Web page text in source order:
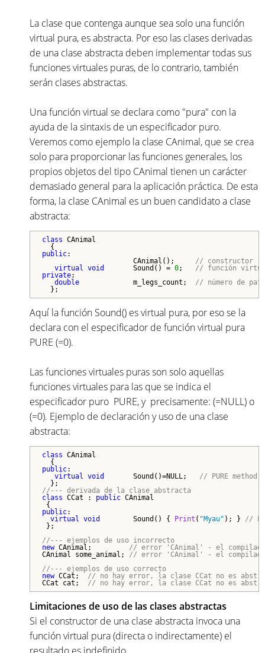
La clase que contenga aunque sea solo una función
virtual pura, es abstracta. Por eso las clases derivadas
de una clase abstracta deben implementar todas sus
funciones virtuales puras, de lo contrario, también
serán clases abstractas.
Una función virtual se declara como "pura" con la
ayuda de la sintaxis de un especificador puro.
Veremos como ejemplo la clase CAnimal, que se crea
solo para proporcionar las funciones generales, los
propios objetos del tipo CAnimal tienen un carácter
demasiado general para la aplicación práctica. De esta
forma, la clase CAnimal es un buen candidato a clase
abstracta:
class CAnimal
public:
CAnimal(); // constructor
virtual
void Sound() = 0; // función
private:
double m_legs_count; // número de
Aquí la función Sound() es virtual pura, por eso se la
declara con el especificador de función virtual pura
PURE (=0).
Las funciones virtuales puras son solo aquellas
funciones virtuales para las que se indica el
especificador puro PURE, y precisamente: (=NULL) o
(=0). Ejemplo de declaración y uso de una clase
abstracta:
class CAnimal
public:
virtual
void Sound()=NULL; // PURE
//--- derivada de la clase abstracta
class CCat : public CAnimal
public:
virtual
void Sound() { Print ( "Myau" ); } //
};
//--- ejemplos de uso incorrecto
new CAnimal; // error 'CAnimal' - el
CAnimal some_animal; // error 'CAnimal' - el
//--- ejemplos de uso correcto
new CCat; // no hay error, la clase CCat no es
CCat cat; // no hay error, la clase CCat no es
Limitaciones de uso de las clases abstractas
Si el constructor de una clase abstracta invoca una
función virtual pura (directa o indirectamente) el